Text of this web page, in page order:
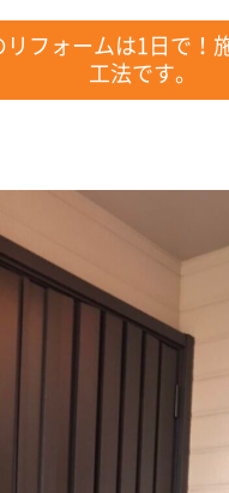
リフォームは1日で！
工法です。